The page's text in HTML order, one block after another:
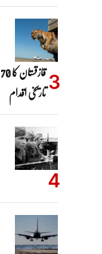
تاریخی اقدام